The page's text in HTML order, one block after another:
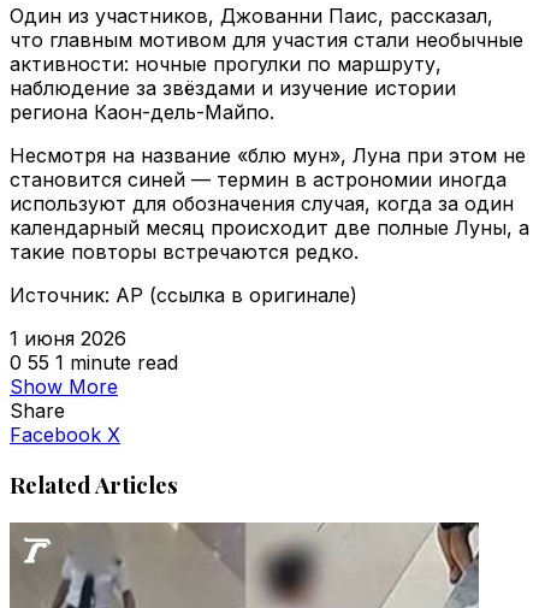
Один из участников, Джованни Паис, рассказал,
что главным мотивом для участия стали необычные
активности: ночные прогулки по маршруту,
наблюдение за звёздами и изучение истории
региона Каон-дель-Майпо.
Несмотря на название «блю мун», Луна при этом не
становится синей — термин в астрономии иногда
используют для обозначения случая, когда за один
календарный месяц происходит две полные Луны, а
такие повторы встречаются редко.
Источник: AP (ссылка в оригинале)
1 июня 2026
0 55 1 minute read
Show More
Share
Facebook X
Related Articles